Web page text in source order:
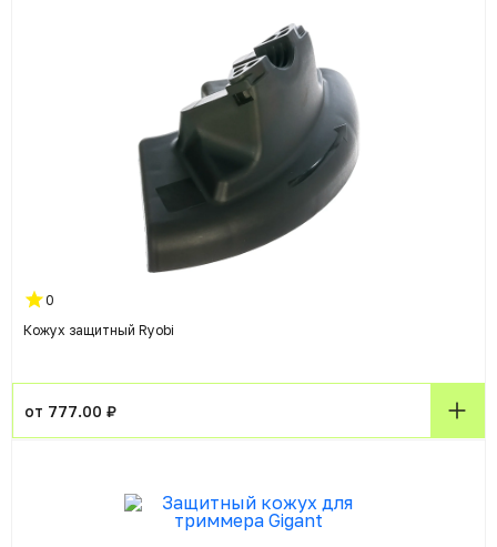
0
Кожух защитный Ryobi
от 777.00 ₽